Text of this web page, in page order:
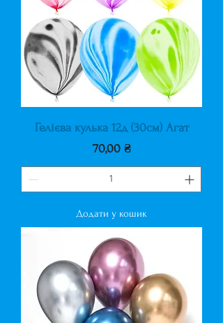
Гелієва кулька 12д (30см) Агат
Ціна
70,00 ₴
Додати у кошик